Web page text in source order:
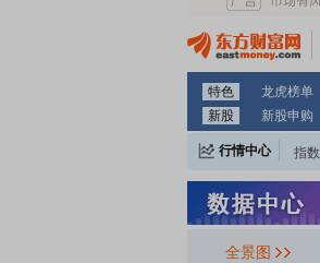
特色 龙虎榜单
新股
新股申购
行情中心 指数
全景图